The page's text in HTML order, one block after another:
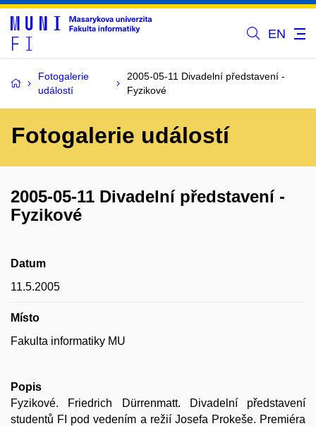
EN
Fotogalerie
událostí
2005-05-11 Divadelní představení -
Fyzikové
Fotogalerie událostí
2005-05-11 Divadelní představení -
Fyzikové
Datum
11.5.2005
Místo
Fakulta informatiky MU
Popis
Fyzikové. Friedrich Dürrenmatt. Divadelní představení
studentů FI pod vedením a režií Josefa Prokeše. Premiéra